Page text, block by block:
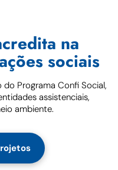
na
sociais
Programa Confi Social,
assistenciais,
ambiente.